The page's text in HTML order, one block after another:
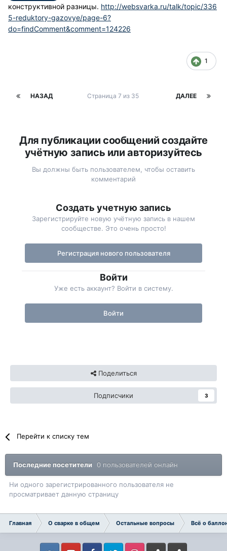
конструктивной разницы. http://websvarka.ru/talk/topic/336
5-reduktory-gazovye/page-6?
do=findComment&comment=124226
1
НАЗАД ДАЛЕЕ
Страница 7 из 35
Для публикации сообщений создайте
учётную запись или авторизуйтесь
Вы должны быть пользователем, чтобы оставить
комментарий
Создать учетную запись
Зарегистрируйте новую учётную запись в нашем
сообществе. Это очень просто!
Регистрация нового пользователя
Войти
Уже есть аккаунт? Войти в систему.
Войти
Поделиться
Подписчики 3
Перейти к списку тем
Последние посетители 0 пользователей онлайн
Ни одного зарегистрированного пользователя не
просматривает данную страницу
Главная О сварке в общем Остальные вопросы Всё о